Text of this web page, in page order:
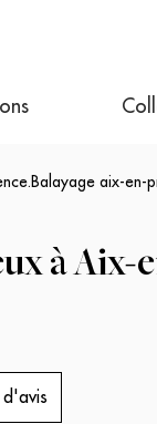
. Balayage aix-en-
à Aix-
d'avis